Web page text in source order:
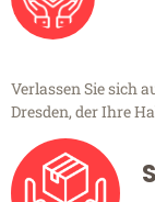
Verlassen Sie sich
Dresden, der Ihre